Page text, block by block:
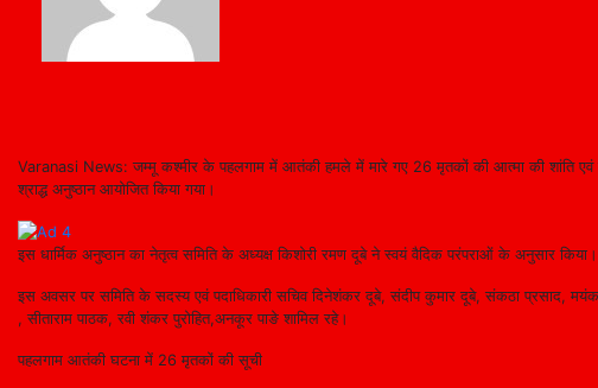
Varanasi News: जम्मू कश्मीर के पहलगाम में आतंकी हमले में मारे गए 26 मृतकों की आत्मा की शांति एवं
श्राद्ध अनुष्ठान आयोजित किया गया।
इस धार्मिक अनुष्ठान का नेतृत्व समिति के अध्यक्ष किशोरी रमण दूबे ने स्वयं वैदिक परंपराओं के अनुसार
इस अवसर पर समिति के सदस्य एवं पदाधिकारी सचिव दिनेशंकर दूबे, संदीप कुमार दूबे, संकठा प्रसाद,
, सीताराम पाठक, रवी शंकर पुरोहित,अनकूर पाङे शामिल रहे।
पहलगाम आतंकी घटना में 26 मृतकों की सूची